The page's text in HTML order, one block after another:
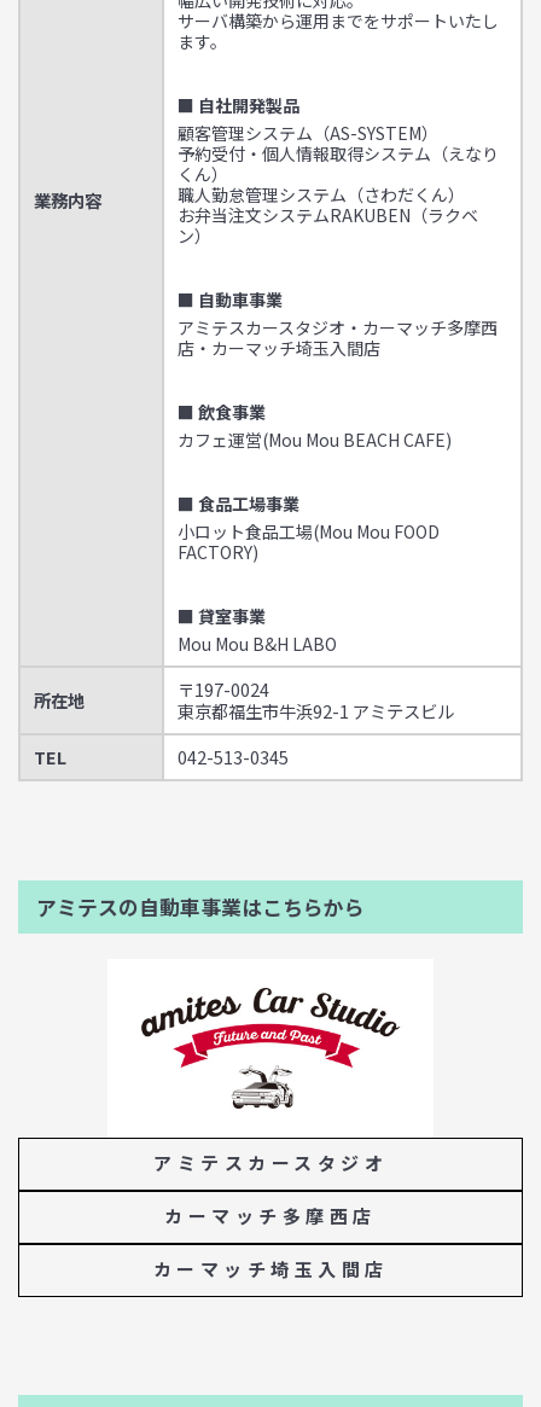
業務内容
サーバ構築から運用までをサポートいたし
ます。
■ 自社開発製品
顧客管理システム（AS-SYSTEM）
予約受付・個人情報取得システム（えなり
くん）
職人勤怠管理システム（さわだくん）
お弁当注文システムRAKUBEN（ラクベ
ン）
■ 自動車事業
アミテスカースタジオ・カーマッチ多摩西
店・カーマッチ埼玉入間店
■ 飲食事業
カフェ運営(Mou Mou BEACH CAFE)
■ 食品工場事業
小ロット食品工場(Mou Mou FOOD
FACTORY)
■ 貸室事業
Mou Mou B&H LABO
所在地
〒197-0024
東京都福生市牛浜92-1 アミテスビル
TEL
042-513-0345
アミテスの自動車事業はこちらから
アミテスカースタジオ
カーマッチ多摩西店
カーマッチ埼玉入間店